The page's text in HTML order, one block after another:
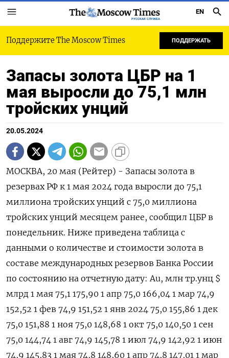
РУССКАЯ СЛУЖБА
EN
Поддержите The Moscow Times ПОДДЕРЖАТЬ
Запасы золота ЦБР на 1
мая выросли до 75,1 млн
тройских унций
20.05.2024
МОСКВА, 20 мая (Рейтер) - Запасы золота в
резервах РФ к 1 мая 2024 года выросли до 75,1
миллиона тройских унций с 75,0 миллиона
тройских унций месяцем ранее, сообщил ЦБР в
понедельник. Ниже приведена таблица с
данными о количестве и стоимости золота в
составе международных резервов Банка России
по состоянию на отчетную дату: Au, млн тр.унц $
млрд 1 мая 75,1 175,90 1 апр 75,0 166,04 1 мар 74,9
152,52 1 фев 74,9 151,52 1 янв 2024 75,0 155,86 1 дек
75,0 151,88 1 ноя 75,0 148,68 1 окт 75,0 140,50 1 сен
75,0 144,74 1 авг 74,9 145,78 1 июл 74,9 142,92 1 июн
74,9 145,83 1 мая 74,8 148,60 1 апр 74,8 147,01 1 мар